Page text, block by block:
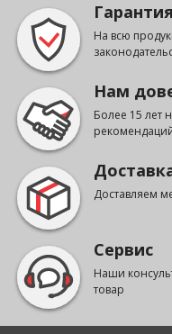
Гарантия
На всю
Нам
Более 15 лет
Доставляем
Сервис
Наши
товар